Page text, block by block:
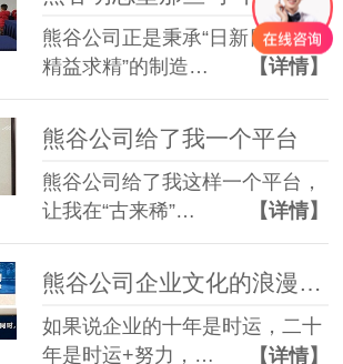
熊谷公司正是秉承“日新日高、
精益求精”的制造…
【详情】
熊谷公司给了我一个平台
熊谷公司给了我这样一个平台，
让我在“古来稀”…
【详情】
熊谷公司企业文化的浪漫与理智
如果说企业的十年是时运，二十
年是时运+努力，…
【详情】